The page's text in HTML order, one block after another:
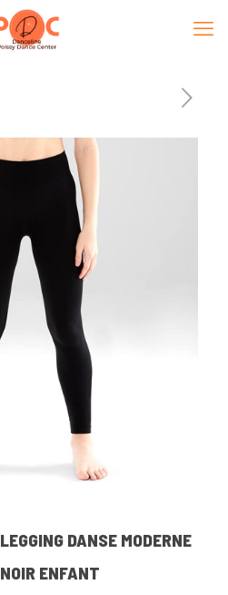
LEGGING DANSE MODERNE
NOIR ENFANT